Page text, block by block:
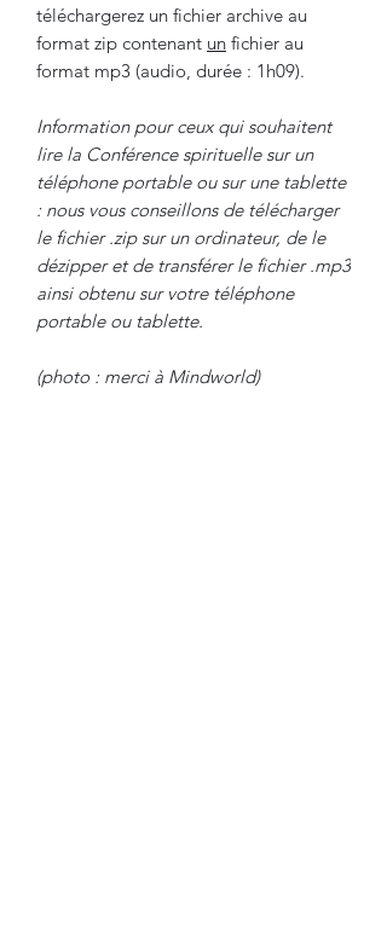
téléchargerez un fichier archive au
format zip contenant un fichier au
format mp3 (audio, durée : 1h09).
Information pour ceux qui souhaitent
lire la Conférence spirituelle sur un
téléphone portable ou sur une tablette
: nous vous conseillons de télécharger
le fichier .zip sur un ordinateur, de le
dézipper et de transférer le fichier .mp3
ainsi obtenu sur votre téléphone
portable ou tablette.
(photo : merci à Mindworld)